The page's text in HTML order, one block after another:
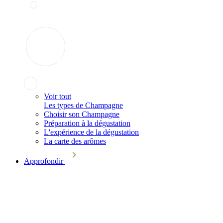
Voir tout
Les types de Champagne
Choisir son Champagne
Préparation à la dégustation
L'expérience de la dégustation
La carte des arômes
Approfondir